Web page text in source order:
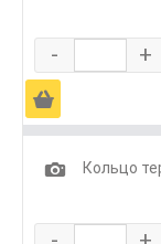
- +
Ä
1
Кольцо